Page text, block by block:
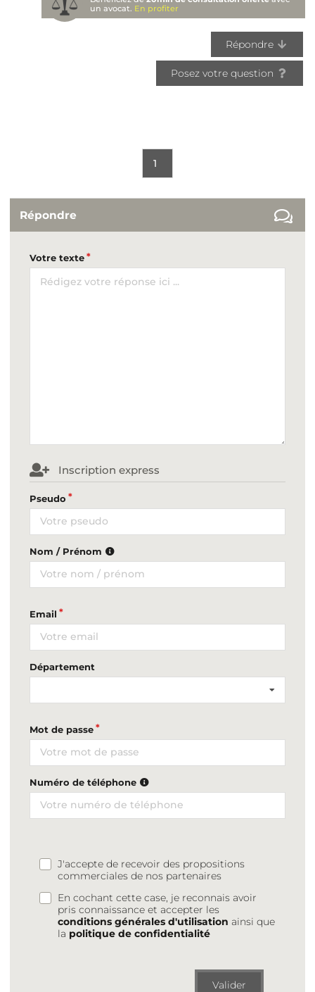
un avocat. En profiter
Répondre
Posez votre question
1
Répondre
Votre texte
Inscription express
Pseudo
Nom / Prénom
Email
Département
Mot de passe
Numéro de téléphone
J'accepte de recevoir des propositions
commerciales de nos partenaires
En cochant cette case, je reconnais avoir
pris connaissance et accepter les
conditions générales d'utilisation ainsi que
la politique de confidentialité
Valider